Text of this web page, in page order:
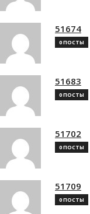
51674
0 ПОСТЫ
51683
0 ПОСТЫ
51702
0 ПОСТЫ
51709
0 ПОСТЫ